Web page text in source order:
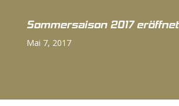
Sommersaison 2017 eröffnet
Mai 7, 2017